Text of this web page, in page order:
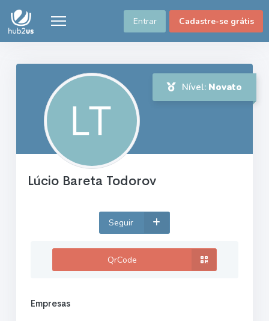
Entrar Cadastre-se grátis
Nível: Novato
Lúcio Bareta Todorov
Seguir
QrCode
Empresas